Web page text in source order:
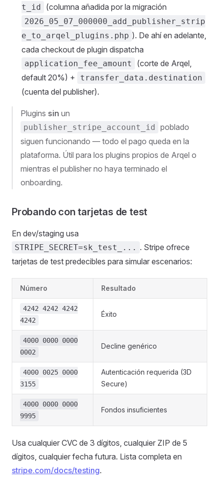
t_id
(columna añadida por la migración
2026_05_07_000000_add_publisher_strip
e_to_arqel_plugins.php ). De ahí en adelante,
cada checkout de plugin dispatcha
application_fee_amount
(corte de Arqel,
default 20%) +
transfer_data.destination
(cuenta del publisher).
Plugins sin un
publisher_stripe_account_id
poblado
siguen funcionando — todo el pago queda en la
plataforma. Útil para los plugins propios de Arqel o
mientras el publisher no haya terminado el
onboarding.
Probando con tarjetas de test
En dev/staging usa
STRIPE_SECRET=sk_test_... . Stripe ofrece
tarjetas de test predecibles para simular escenarios:
Número Resultado
4242 4242 4242
4242
Éxito
4000 0000 0000
0002
Decline genérico
4000 0025 0000
3155
Autenticación requerida (3D
Secure)
4000 0000 0000
9995
Fondos insuficientes
Usa cualquier CVC de 3 dígitos, cualquier ZIP de 5
dígitos, cualquier fecha futura. Lista completa en
stripe.com/docs/testing.